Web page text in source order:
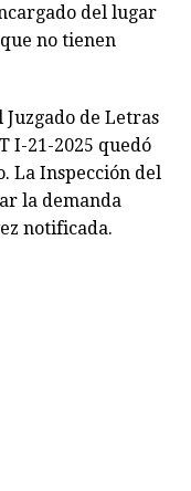
del lugar
no tienen
de Letras
I-21-2025 quedó
La Inspección del
la demanda
notificada.